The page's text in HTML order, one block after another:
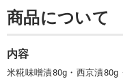
商品について
内容
米糀味噌漬80g・西京漬80g